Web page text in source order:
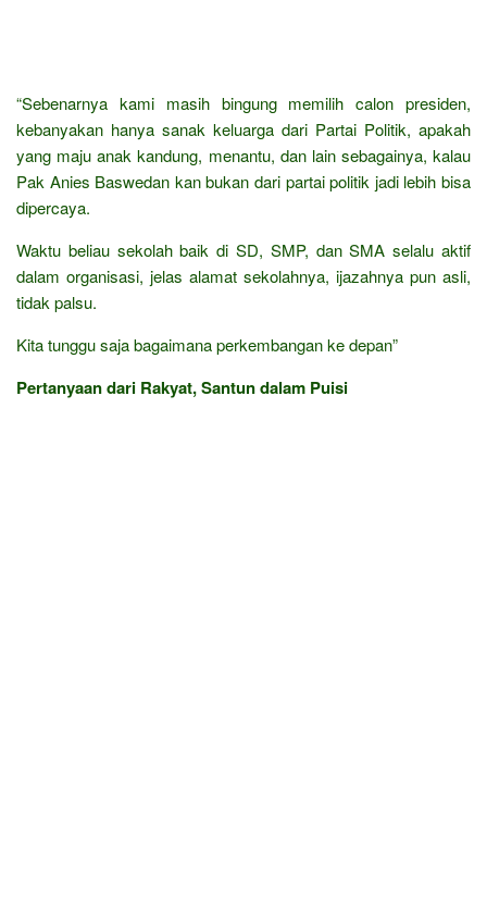
“Sebenarnya kami masih bingung memilih calon presiden,
kebanyakan hanya sanak keluarga dari Partai Politik, apakah
yang maju anak kandung, menantu, dan lain sebagainya, kalau
Pak Anies Baswedan kan bukan dari partai politik jadi lebih bisa
dipercaya.
Waktu beliau sekolah baik di SD, SMP, dan SMA selalu aktif
dalam organisasi, jelas alamat sekolahnya, ijazahnya pun asli,
tidak palsu.
Kita tunggu saja bagaimana perkembangan ke depan”
Pertanyaan dari Rakyat, Santun dalam Puisi